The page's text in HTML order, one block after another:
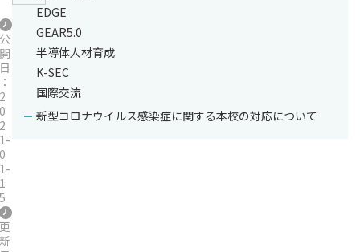
公
開
日
：
2
0
2
1-
0
1-
1
5
更
新
EDGE
GEAR5.0
半導体人材育成
K-SEC
国際交流
新型コロナウイルス感染症に関する本校の対応について